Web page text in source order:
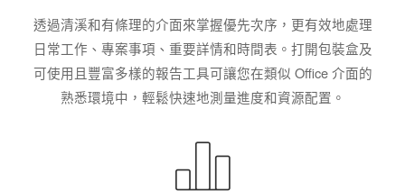
透過清溪和有條理的介面來掌握優先次序，更有效地處理
日常工作、專案事項、重要詳情和時間表。打開包裝盒及
可使用且豐富多樣的報告工具可讓您在類似 Office 介面的
熟悉環境中，輕鬆快速地測量進度和資源配置。